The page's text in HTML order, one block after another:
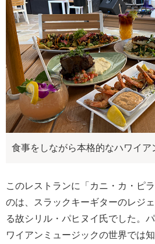
食事をしながら本格的なハワイア
このレストランに「カニ・カ・ピ
のは、スラックキーギターのレジ
る故シリル・パヒヌイ氏でした。
ワイアンミュージックの世界では